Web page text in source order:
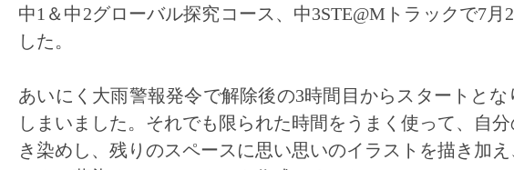
中1＆中2グローバル探究コース、中3STE@Mトラックで7
した。
あいにく大雨警報発令で解除後の3時間目からスタートと
しまいました。それでも限られた時間をうまく使って、自
き染めし、残りのスペースに思い思いのイラストを描き加